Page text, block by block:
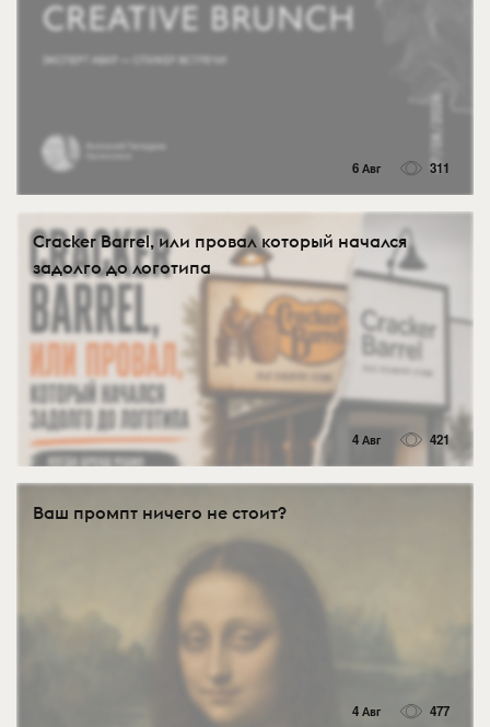
6 Авг 311
Cracker Barrel, или провал который начался
задолго до логотипа
4 Авг 421
Ваш промпт ничего не стоит?
4 Авг 477